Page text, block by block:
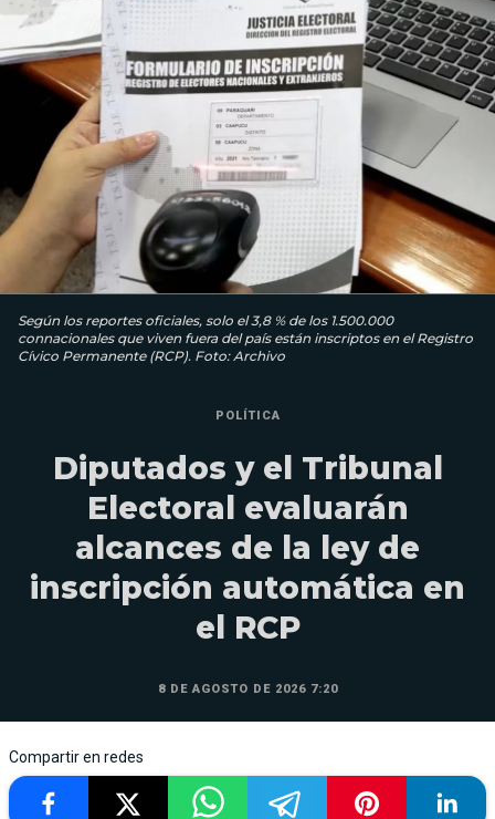
Según los reportes oficiales, solo el 3,8 % de los 1.500.000
connacionales que viven fuera del país están inscriptos en el Registro
Cívico Permanente (RCP). Foto: Archivo
POLÍTICA
Diputados y el Tribunal
Electoral evaluarán
alcances de la ley de
inscripción automática en
el RCP
8 DE AGOSTO DE 2026 7:20
Compartir en redes